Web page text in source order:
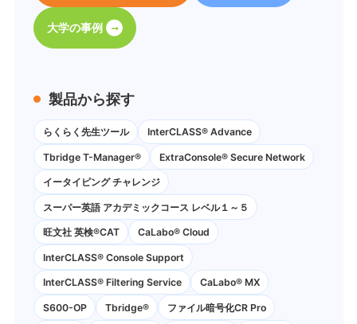
大学の事例
製品から探す
らくらく先生ツール InterCLASS® Advance
Tbridge T-Manager® ExtraConsole® Secure Network
イータイピング チャレンジ
スーパー英語 アカデミックコース レベル１～５
旺文社 英検®CAT CaLabo®︎ Cloud
InterCLASS®︎ Console Support
InterCLASS®︎ Filtering Service CaLabo® MX
S600-OP Tbridge® ファイル暗号化CR Pro